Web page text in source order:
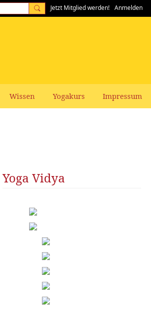
Jetzt Mitglied werden! Anmelden
Wissen Yogakurs Impressum
Yoga Vidya